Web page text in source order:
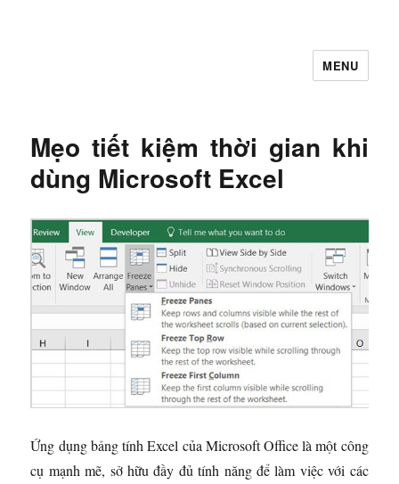
MENU
Mẹo tiết kiệm thời gian khi
dùng Microsoft Excel
Ứng dụng bảng tính Excel của Microsoft Office là một công
cụ mạnh mẽ, sở hữu đầy đủ tính năng để làm việc với các